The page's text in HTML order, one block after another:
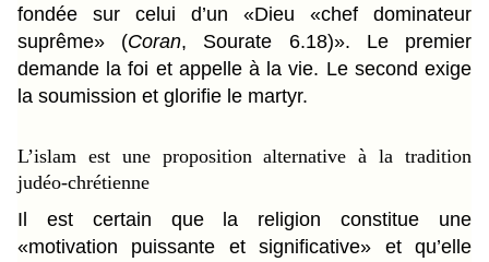
fondée sur celui d’un «Dieu «chef dominateur
suprême» (Coran, Sourate 6.18)». Le premier
demande la foi et appelle à la vie. Le second exige
la soumission et glorifie le martyr.
L’islam est une proposition alternative à la tradition
judéo-chrétienne
Il est certain que la religion constitue une
«motivation puissante et significative» et qu’elle